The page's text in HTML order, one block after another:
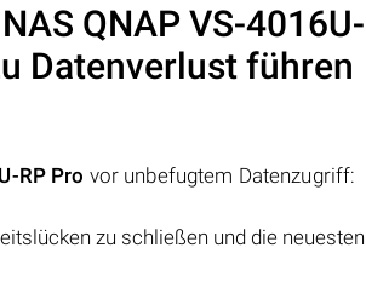
QNAP VS-
Datenverlust führen
RP Pro vor unbefugtem Datenzugriff:
zu schließen und die neuesten